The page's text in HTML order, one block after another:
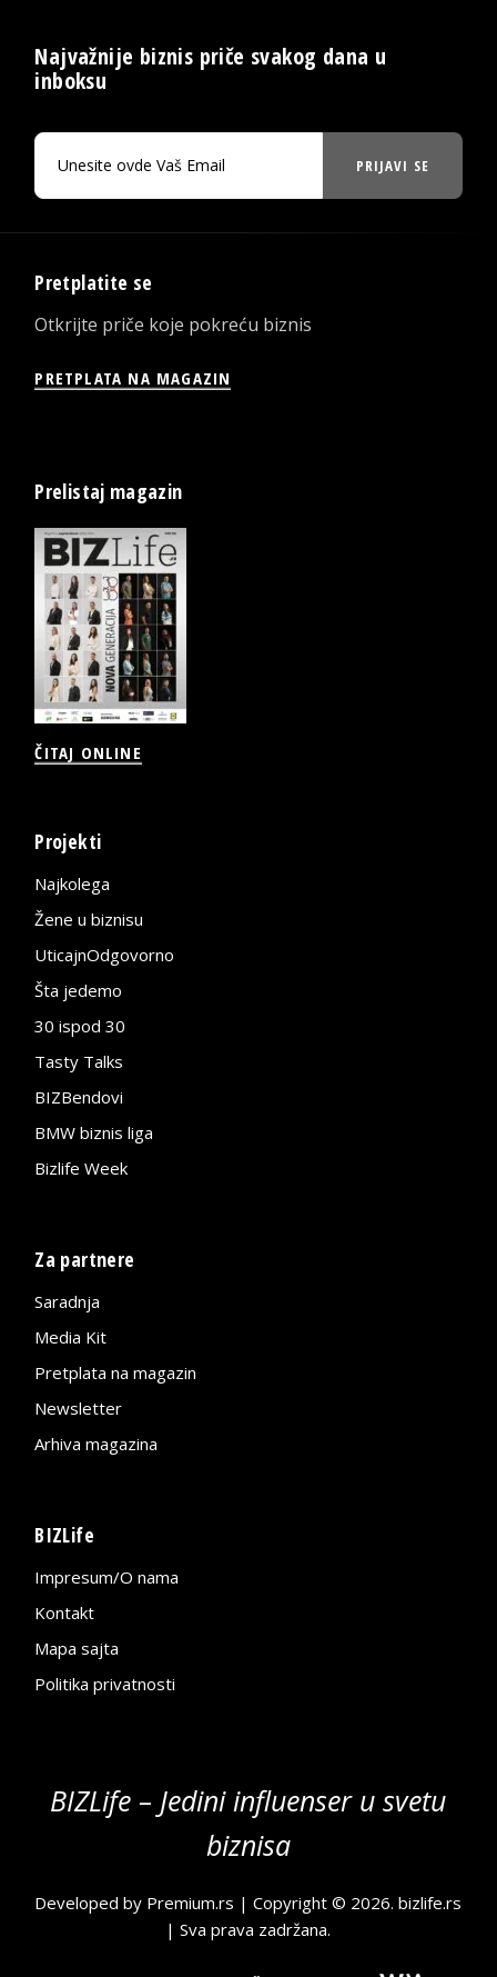
Najvažnije biznis priče svakog dana u
inboksu
PRIJAVI SE
Pretplatite se
Otkrijte priče koje pokreću biznis
PRETPLATA NA MAGAZIN
Prelistaj magazin
ČITAJ ONLINE
Projekti
Najkolega
Žene u biznisu
UticajnOdgovorno
Šta jedemo
30 ispod 30
Tasty Talks
BIZBendovi
BMW biznis liga
Bizlife Week
Za partnere
Saradnja
Media Kit
Pretplata na magazin
Newsletter
Arhiva magazina
BIZLife
Impresum/O nama
Kontakt
Mapa sajta
Politika privatnosti
BIZLife – Jedini influenser u svetu
biznisa
Developed by Premium.rs | Copyright © 2026.bizlife.rs
| Sva prava zadržana.